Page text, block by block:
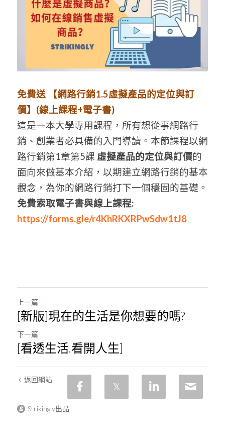
免費送 【網路行銷1.5虛擬產品的定位與訂
價】(線上課程+電子書)
這是一本大學專用課程，所有想從事網路行
銷、創業者必具備的入門導讀。本節課程以網
路行銷第1章第5課 虛擬產品的定位與訂價的
面向來做基本介紹，以期建立網路行銷的基本
觀念，為你的網路行銷打下一個穩固的基礎。
https://forms.gle/r4KhRKXRPwSdw1tJ8
上一篇
[新版]現在的生活是你想要的嗎?
下一篇
[看透生活.看開人生]
返回網站
Strikingly出品